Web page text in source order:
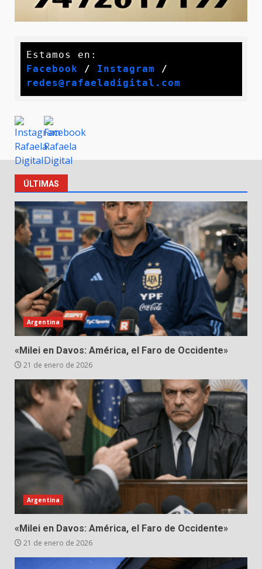
Facebook / Instagram /
redes@rafaeladigital.com
ÚLTIMAS
Argentina
«Milei en Davos: América, el Faro de Occidente»
21 de enero de 2026
Argentina
«Milei en Davos: América, el Faro de Occidente»
21 de enero de 2026